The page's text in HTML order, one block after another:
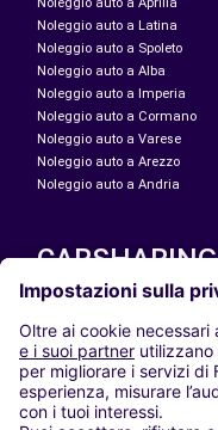
Noleggio auto a Latina
Noleggio auto a Spoleto
Noleggio auto a Alba
Noleggio auto a Imperia
Noleggio auto a Cormano
Noleggio auto a Varese
Noleggio auto a Arezzo
Noleggio auto a Andria
CARSHARING
LE NOSTRE CITTÀ
Paris
Madrid
Washington DC
Milano
Roma